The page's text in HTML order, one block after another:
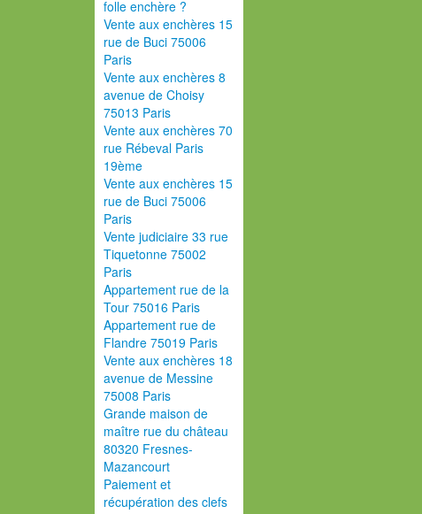
folle enchère ?
Vente aux enchères 15
rue de Buci 75006
Paris
Vente aux enchères 8
avenue de Choisy
75013 Paris
Vente aux enchères 70
rue Rébeval Paris
19ème
Vente aux enchères 15
rue de Buci 75006
Paris
Vente judiciaire 33 rue
Tiquetonne 75002
Paris
Appartement rue de la
Tour 75016 Paris
Appartement rue de
Flandre 75019 Paris
Vente aux enchères 18
avenue de Messine
75008 Paris
Grande maison de
maître rue du château
80320 Fresnes-
Mazancourt
Paiement et
récupération des clefs